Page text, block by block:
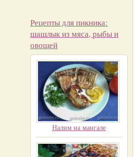
Рецепты для пикника:
шашлык из мяса, рыбы и
овощей
Налим на мангале